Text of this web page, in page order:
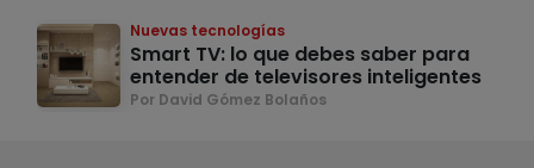
Nuevas tecnologías
Smart TV: lo que debes saber para
entender de televisores inteligentes
Por David Gómez Bolaños